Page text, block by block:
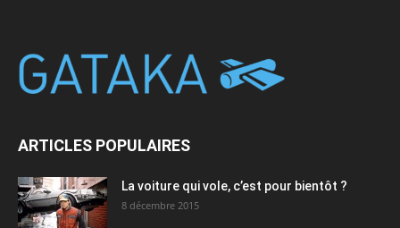
ARTICLES POPULAIRES
La voiture qui vole, c’est pour bientôt ?
8 décembre 2015